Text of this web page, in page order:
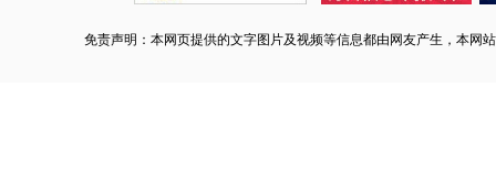
免责声明：本网页提供的文字图片及视频等信息都由网友产生，本网